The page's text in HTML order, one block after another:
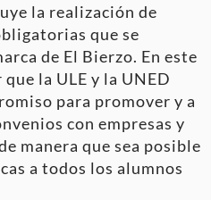
la realización de
que se
de El Bierzo. En este
la ULE y la UNED
para promover y a
con empresas y
manera que sea posible
a todos los alumnos